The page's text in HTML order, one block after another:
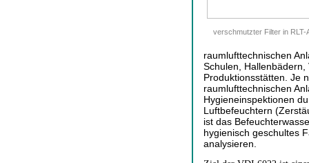
verschmutzter Filter in RLT-
raumlufttechnischen
Schulen,
Produktionsstätten. Je
raumlufttechnischen
Hygieneinspektionen
Luftbefeuchtern
ist das
hygienisch geschultes
analysieren.